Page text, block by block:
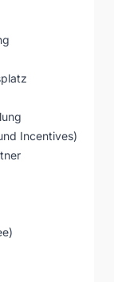
Incentives)